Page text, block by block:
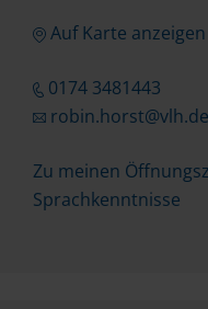
Auf Karte anzeigen
0174 3481443
robin.horst@vlh.de
Zu meinen
Sprachkenntnisse